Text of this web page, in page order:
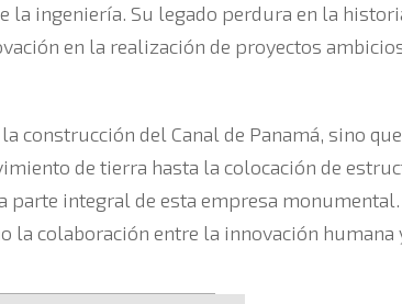
ingeniería. Su legado perdura en la
en la realización de proyectos
construcción del Canal de Panamá, sino
de tierra hasta la colocación de
integral de esta empresa monumental.
la colaboración entre la innovación